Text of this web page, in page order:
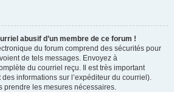
abusif d’un membre de ce forum !
du forum comprend des sécurités pour
de tels messages. Envoyez à
du courriel reçu. Il est très important
des informations sur l’expéditeur du courriel).
prendre les mesures nécessaires.